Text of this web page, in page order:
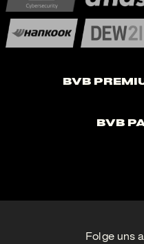
BVB
BVB
Folge uns